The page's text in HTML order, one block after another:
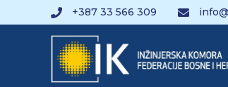
+387 33 566 309